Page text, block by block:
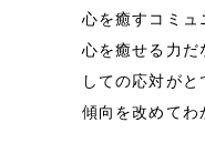
心を癒すコミュ
心を癒せる力だ
しての応対が
傾向を改めてわ